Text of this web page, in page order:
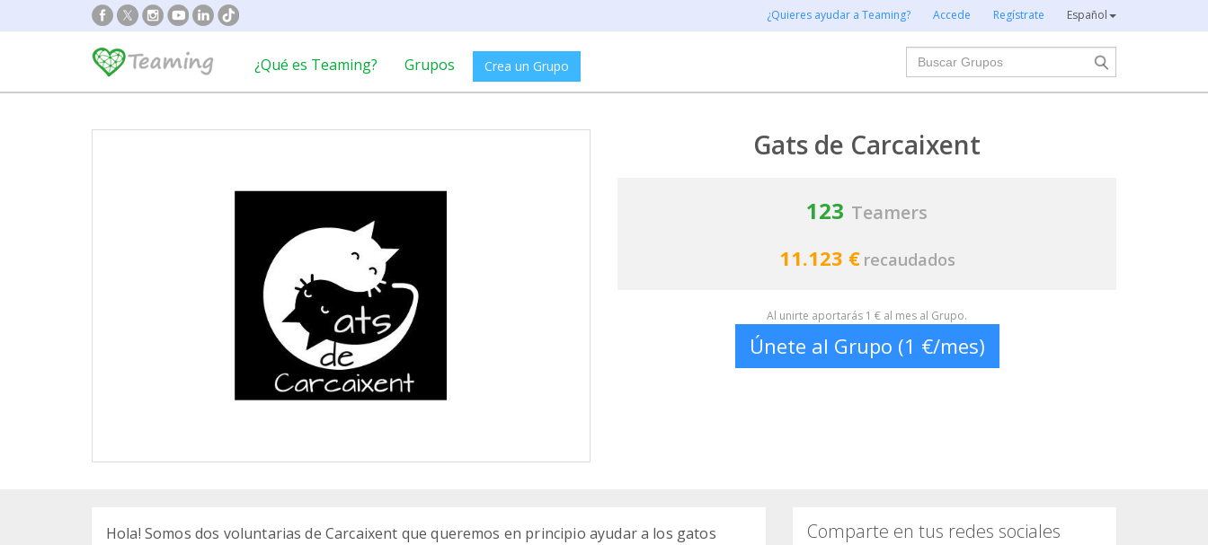
¿Quieres ayudar a Teaming? Accede Regístrate Español
¿Qué es Teaming? Grupos Crea un Grupo
Buscar
Gats de Carcaixent
123 Teamers
11.123 € recaudados
Al unirte aportarás 1 € al mes al Grupo.
Únete al Grupo (1 €/mes)
Hola! Somos dos voluntarias de Carcaixent que queremos en principio ayudar a los gatos
Comparte en tus redes sociales